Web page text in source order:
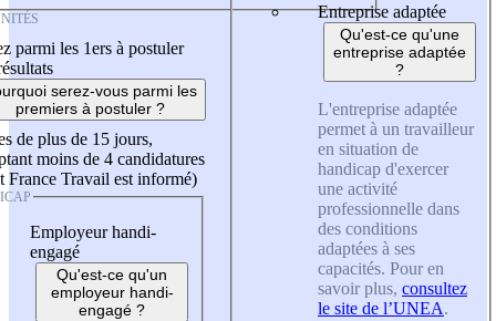
parmi les 1ers à postuler
serez-vous parmi les
premiers à postuler ?
de plus de 15 jours,
moins de 4 candidatures
France Travail est informé)
Employeur handi-
engagé
Qu'est-ce qu'un
employeur handi-
engagé ?
Entreprise adaptée
Qu'est-ce qu'une
entreprise adaptée
?
L'entreprise adaptée
permet à un travailleur
en situation de
handicap d'exercer
une activité
professionnelle dans
des conditions
adaptées à ses
capacités. Pour en
savoir plus, consultez
le site de l’UNEA.